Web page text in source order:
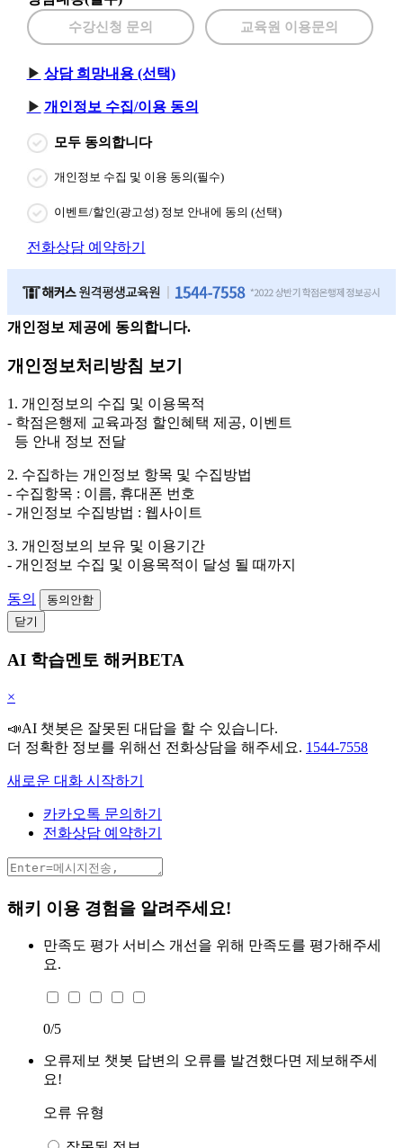
수강신청 문의 교육원 이용문의
상담 희망내용 (선택)
개인정보 수집/이용 동의
모두 동의합니다
개인정보 수집 및 이용 동의(필수)
이벤트/할인(광고성) 정보 안내에 동의 (선택)
전화상담 예약하기
개인정보 제공에 동의합니다.
개인정보처리방침 보기
1. 개인정보의 수집 및 이용목적
- 학점은행제 교육과정 할인혜택 제공, 이벤트
등 안내 정보 전달
2. 수집하는 개인정보 항목 및 수집방법
- 수집항목 : 이름, 휴대폰 번호
- 개인정보 수집방법 : 웹사이트
3. 개인정보의 보유 및 이용기간
- 개인정보 수집 및 이용목적이 달성 될 때까지
동의
동의안함
닫기
AI 학습멘토 해커BETA
×
📣AI 챗봇은 잘못된 대답을 할 수 있습니다.
더 정확한 정보를 위해선 전화상담을 해주세요. 1544-7558
새로운 대화 시작하기
카카오톡 문의하기
전화상담 예약하기
해키 이용 경험을 알려주세요!
만족도 평가 서비스 개선을 위해 만족도를 평가해주세
요.
0/5
오류제보 챗봇 답변의 오류를 발견했다면 제보해주세
요!
오류 유형